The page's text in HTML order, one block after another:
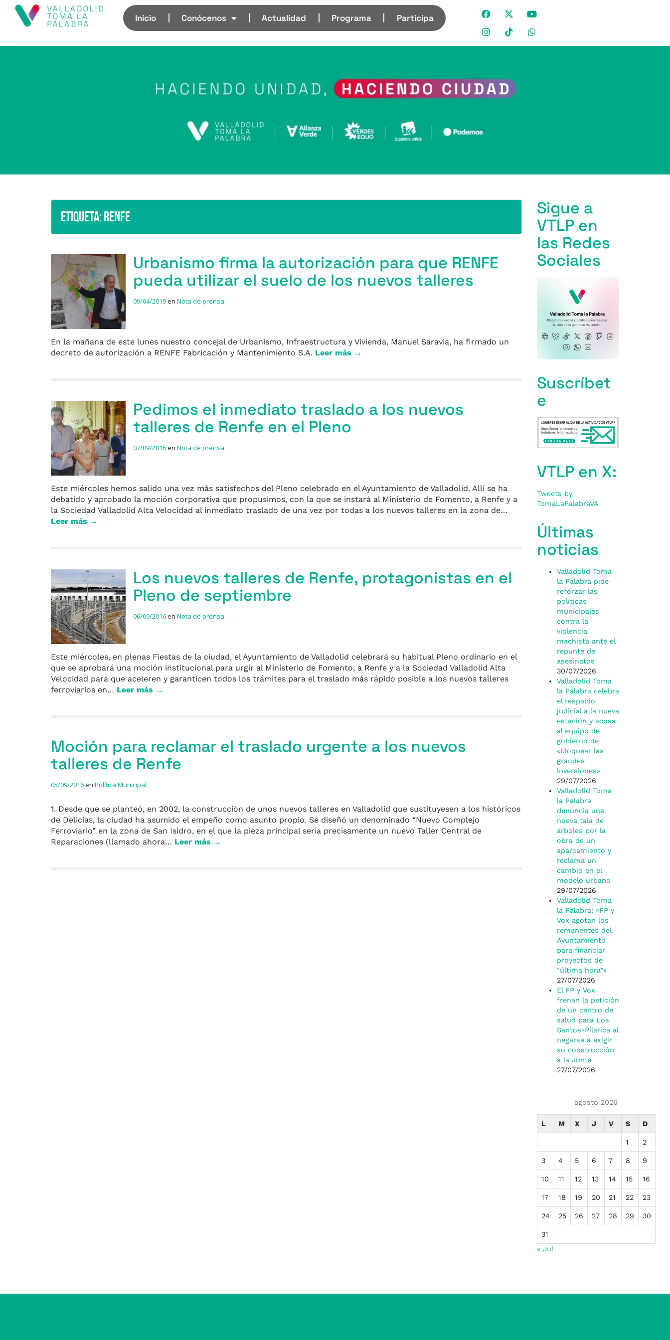
Inicio Conócenos Actualidad Programa Participa
Etiqueta:Renfe
Urbanismo firma la autorización para que RENFE
pueda utilizar el suelo de los nuevos talleres
09/04/2019en Nota de prensa
En la mañana de este lunes nuestro concejal de Urbanismo, Infraestructura y Vivienda, Manuel Saravia, ha firmado un
decreto de autorización a RENFE Fabricación y Mantenimiento S.A. Leer más →
Pedimos el inmediato traslado a los nuevos
talleres de Renfe en el Pleno
07/09/2016en Nota de prensa
Este miércoles hemos salido una vez más satisfechos del Pleno celebrado en el Ayuntamiento de Valladolid. Allí se ha
debatido y aprobado la moción corporativa que propusimos, con la que se instará al Ministerio de Fomento, a Renfe y a
la Sociedad Valladolid Alta Velocidad al inmediato traslado de una vez por todas a los nuevos talleres en la zona de…
Leer más →
Los nuevos talleres de Renfe, protagonistas en el
Pleno de septiembre
06/09/2016en Nota de prensa
Este miércoles, en plenas Fiestas de la ciudad, el Ayuntamiento de Valladolid celebrará su habitual Pleno ordinario en el
que se aprobará una moción institucional para urgir al Ministerio de Fomento, a Renfe y a la Sociedad Valladolid Alta
Velocidad para que aceleren y garanticen todos los trámites para el traslado más rápido posible a los nuevos talleres
ferroviarios en… Leer más →
Moción para reclamar el traslado urgente a los nuevos
talleres de Renfe
05/09/2016en Política Municipal
1. Desde que se planteó, en 2002, la construcción de unos nuevos talleres en Valladolid que sustituyesen a los históricos
de Delicias, la ciudad ha asumido el empeño como asunto propio. Se diseñó un denominado “Nuevo Complejo
Ferroviario” en la zona de San Isidro, en el que la pieza principal sería precisamente un nuevo Taller Central de
Reparaciones (llamado ahora… Leer más →
Sigue a
VTLP en
las Redes
Sociales
Suscríbet
e
VTLP en X:
Tweets by
TomaLaPalabraVA
Últimas
noticias
Valladolid Toma
la Palabra pide
reforzar las
políticas
municipales
contra la
violencia
machista ante el
repunte de
asesinatos
30/07/2026
Valladolid Toma
la Palabra celebra
el respaldo
judicial a la nueva
estación y acusa
al equipo de
gobierno de
«bloquear las
grandes
inversiones»
29/07/2026
Valladolid Toma
la Palabra
denuncia una
nueva tala de
árboles por la
obra de un
aparcamiento y
reclama un
cambio en el
modelo urbano
29/07/2026
Valladolid Toma
la Palabra: «PP y
Vox agotan los
remanentes del
Ayuntamiento
para financiar
proyectos de
“última hora”»
27/07/2026
El PP y Vox
frenan la petición
de un centro de
salud para Los
Santos-Pilarica al
negarse a exigir
su construcción
a la Junta
27/07/2026
agosto 2026
L M X J V S D
1 2
3 4 5 6 7 8 9
10 11 12 13 14 15 16
17 18 19 20 21 22 23
24 25 26 27 28 29 30
31
« Jul